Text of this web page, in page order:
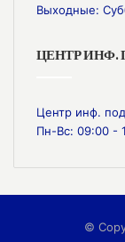
Выходные:
ЦЕНТР ИНФ.
Центр инф.
Пн-Вс: 09:00 -
©